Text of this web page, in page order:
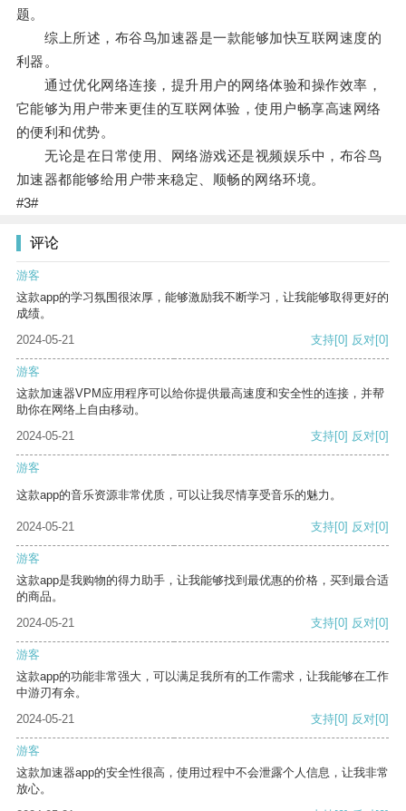
题。
综上所述，布谷鸟加速器是一款能够加快互联网速度的
利器。
通过优化网络连接，提升用户的网络体验和操作效率，
它能够为用户带来更佳的互联网体验，使用户畅享高速网络
的便利和优势。
无论是在日常使用、网络游戏还是视频娱乐中，布谷鸟
加速器都能够给用户带来稳定、顺畅的网络环境。
#3#
评论
游客
这款app的学习氛围很浓厚，能够激励我不断学习，让我能够取得更好的
成绩。
2024-05-21
支持[0] 反对[0]
游客
这款加速器VPM应用程序可以给你提供最高速度和安全性的连接，并帮
助你在网络上自由移动。
2024-05-21
支持[0] 反对[0]
游客
这款app的音乐资源非常优质，可以让我尽情享受音乐的魅力。
2024-05-21 支持[0] 反对[0]
游客
这款app是我购物的得力助手，让我能够找到最优惠的价格，买到最合适
的商品。
2024-05-21
支持[0] 反对[0]
游客
这款app的功能非常强大，可以满足我所有的工作需求，让我能够在工作
中游刃有余。
2024-05-21
支持[0] 反对[0]
游客
这款加速器app的安全性很高，使用过程中不会泄露个人信息，让我非常
放心。